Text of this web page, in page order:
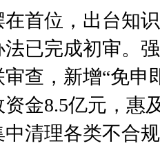
位，出台知识
法已完成初审。
查，新增“免申
金8.5亿元，惠
清理各类不合